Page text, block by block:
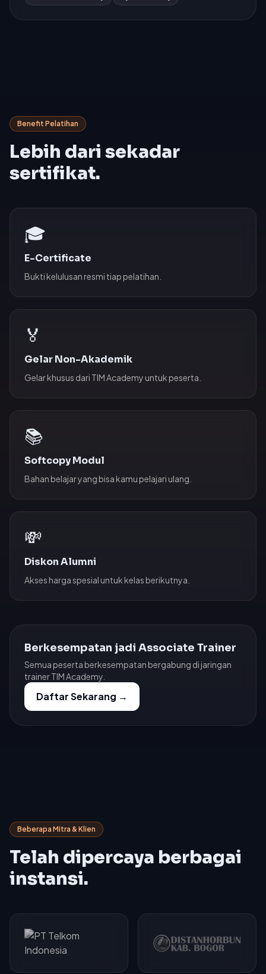
Benefit Pelatihan
Lebih dari sekadar
sertifikat.
🎓
E-Certificate
Bukti kelulusan resmi tiap pelatihan.
🏅
Gelar Non-Akademik
Gelar khusus dari TIM Academy untuk peserta.
📚
Softcopy Modul
Bahan belajar yang bisa kamu pelajari ulang.
💸
Diskon Alumni
Akses harga spesial untuk kelas berikutnya.
Berkesempatan jadi Associate Trainer
Semua peserta berkesempatan bergabung di jaringan
trainer TIM Academy.
Daftar Sekarang →
Beberapa Mitra & Klien
Telah dipercaya berbagai
instansi.